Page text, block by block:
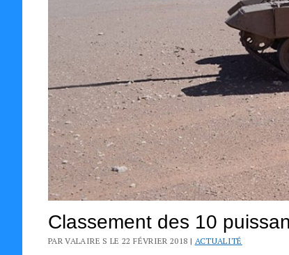
Classement des 10
PAR VALAIRE S LE 22 FÉVRIER 2018 | ACTUALITÉ